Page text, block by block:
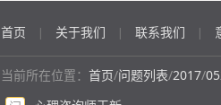
这么年轻的小屁孩就因为暗
别人说我傻，我只能说自己
世俗，可能还是太小，没有找
我会学别人，但有时候觉得
首页 | 关于我们 | 联系我们 |
当前所在位置： 首页/问题列表/2017/